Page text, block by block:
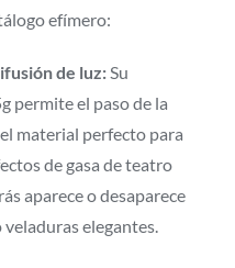
efímero:
de luz:Su
permite el paso de la
material perfecto para
de gasa de teatro
aparece o desaparece
elegantes.